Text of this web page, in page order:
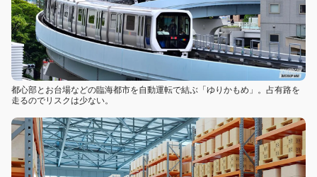
都心部とお台場などの臨海都市を自動運転で結ぶ「ゆりかもめ」。占有路を
走るのでリスクは少ない。